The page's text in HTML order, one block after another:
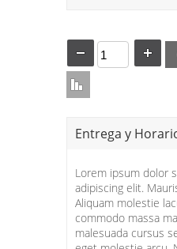
Entrega y
Lorem ipsum dolor
adipiscing elit.
Aliquam molestie
commodo massa
malesuada cursus